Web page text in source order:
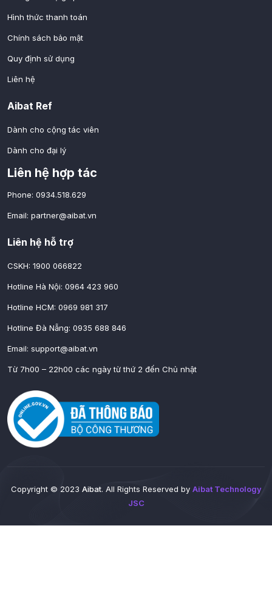
Hình thức thanh toán
Chính sách bảo mật
Quy định sử dụng
Liên hệ
Aibat Ref
Dành cho cộng tác viên
Dành cho đại lý
Liên hệ hợp tác
Phone: 0934.518.629
Email: partner@aibat.vn
Liên hệ hỗ trợ
CSKH: 1900 066822
Hotline Hà Nội: 0964 423 960
Hotline HCM: 0969 981 317
Hotline Đà Nẵng: 0935 688 846
Email: support@aibat.vn
Từ 7h00 – 22h00 các ngày từ thứ 2 đến Chủ nhật
Copyright © 2023 Aibat. All Rights Reserved by Aibat Technology
JSC